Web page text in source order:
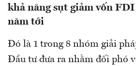
khả năng sụt giảm vốn
năm tới
Đó là 1 trong 8 nhóm giải
Đầu tư đưa ra nhằm đối phó